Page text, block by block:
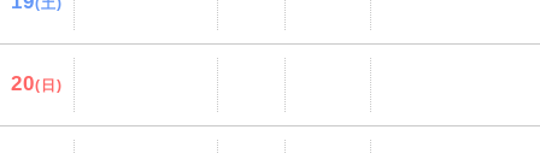
(土)
20(日)